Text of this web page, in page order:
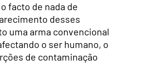
facto de nada de
desses
uma arma convencional
o ser humano, o
de contaminação